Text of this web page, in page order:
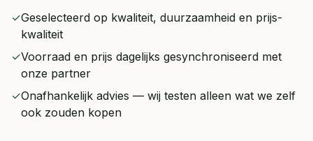
✓Geselecteerd op kwaliteit, duurzaamheid en prijs-
kwaliteit
✓Voorraad en prijs dagelijks gesynchroniseerd met
onze partner
✓Onafhankelijk advies — wij testen alleen wat we zelf
ook zouden kopen